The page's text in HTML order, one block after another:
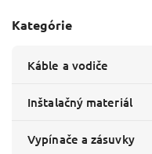
Kategórie
Káble a vodiče
Inštalačný materiál
Vypínače a zásuvky